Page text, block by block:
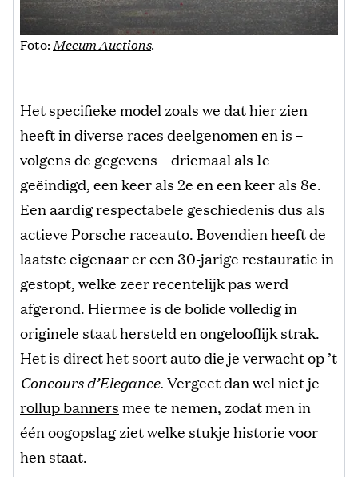
Foto:Mecum Auctions.
Het specifieke model zoals we dat hier zien
heeft in diverse races deelgenomen en is –
volgens de gegevens – driemaal als 1e
geëindigd, een keer als 2e en een keer als 8e.
Een aardig respectabele geschiedenis dus als
actieve Porsche raceauto. Bovendien heeft de
laatste eigenaar er een 30-jarige restauratie in
gestopt, welke zeer recentelijk pas werd
afgerond. Hiermee is de bolide volledig in
originele staat hersteld en ongelooflijk strak.
Het is direct het soort auto die je verwacht op ’t
Concours d’Elegance.Vergeet dan wel niet je
rollup bannersmee te nemen, zodat men in
één oogopslag ziet welke stukje historie voor
hen staat.